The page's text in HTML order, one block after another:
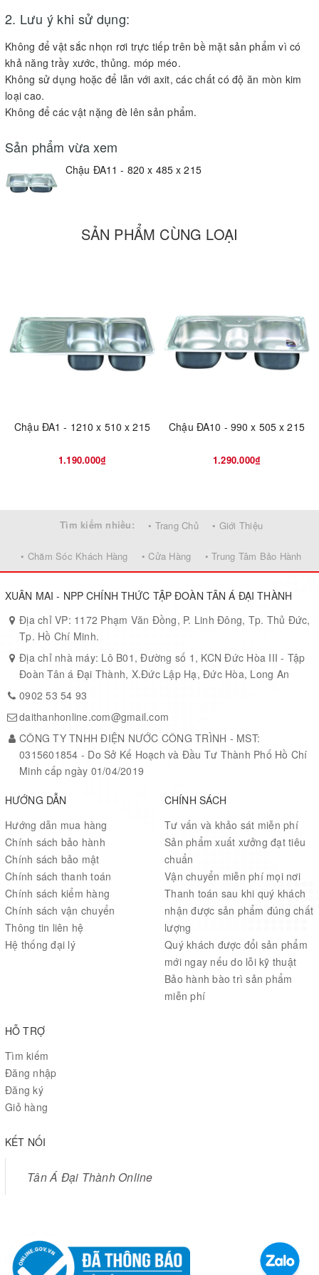
2. Lưu ý khi sử dụng:
Không để vật sắc nhọn rơi trực tiếp trên bề mặt sản phẩm vì có
khả năng trầy xước, thủng. móp méo.
Không sử dụng hoặc để lẫn với axit, các chất có độ ăn mòn kim
loại cao.
Không để các vật nặng đè lên sản phẩm.
Sản phẩm vừa xem
Chậu ĐA11 - 820 x 485 x 215
SẢN PHẨM CÙNG LOẠI
Chậu ĐA1 - 1210 x 510 x 215
1.190.000₫
Chậu ĐA10 - 990 x 505 x 215
1.290.000₫
Tìm kiếm nhiều: • Trang Chủ • Giới Thiệu
• Chăm Sóc Khách Hàng • Cửa Hàng • Trung Tâm Bảo Hành
XUÂN MAI - NPP CHÍNH THỨC TẬP ĐOÀN TÂN Á ĐẠI THÀNH
Địa chỉ VP: 1172 Phạm Văn Đồng, P. Linh Đông, Tp. Thủ Đức,
Tp. Hồ Chí Minh.
Địa chỉ nhà máy: Lô B01, Đường số 1, KCN Đức Hòa III - Tập
Đoàn Tân á Đại Thành, X.Đức Lập Hạ, Đức Hòa, Long An
0902 53 54 93
daithanhonline.com@gmail.com
CÔNG TY TNHH ĐIỆN NƯỚC CÔNG TRÌNH - MST:
0315601854 - Do Sở Kế Hoạch và Đầu Tư Thành Phố Hồ Chí
Minh cấp ngày 01/04/2019
HƯỚNG DẪN
Hướng dẫn mua hàng
Chính sách bảo hành
Chính sách bảo mật
Chính sách thanh toán
Chính sách kiểm hàng
Chính sách vận chuyển
Thông tin liên hệ
Hệ thống đại lý
CHÍNH SÁCH
Tư vấn và khảo sát miễn phí
Sản phẩm xuất xưởng đạt tiêu
chuẩn
Vận chuyển miễn phí mọi nơi
Thanh toán sau khi quý khách
nhận được sản phẩm đúng chất
lượng
Quý khách được đổi sản phẩm
mới ngay nếu do lỗi kỹ thuật
Bảo hành bào trì sản phẩm
miễn phí
HỖ TRỢ
Tìm kiếm
Đăng nhập
Đăng ký
Giỏ hàng
KẾT NỐI
Tân Á Đại Thành Online